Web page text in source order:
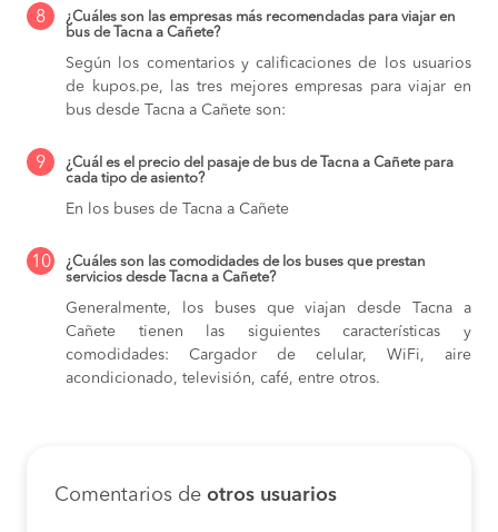
8
¿Cuáles son las empresas más recomendadas para viajar en
bus de Tacna a Cañete?
Según los comentarios y calificaciones de los usuarios
de kupos.pe, las tres mejores empresas para viajar en
bus desde Tacna a Cañete son:
9
¿Cuál es el precio del pasaje de bus de Tacna a Cañete para
cada tipo de asiento?
En los buses de Tacna a Cañete
10
¿Cuáles son las comodidades de los buses que prestan
servicios desde Tacna a Cañete?
Generalmente, los buses que viajan desde Tacna a
Cañete tienen las siguientes características y
comodidades: Cargador de celular, WiFi, aire
acondicionado, televisión, café, entre otros.
Comentarios de otros usuarios